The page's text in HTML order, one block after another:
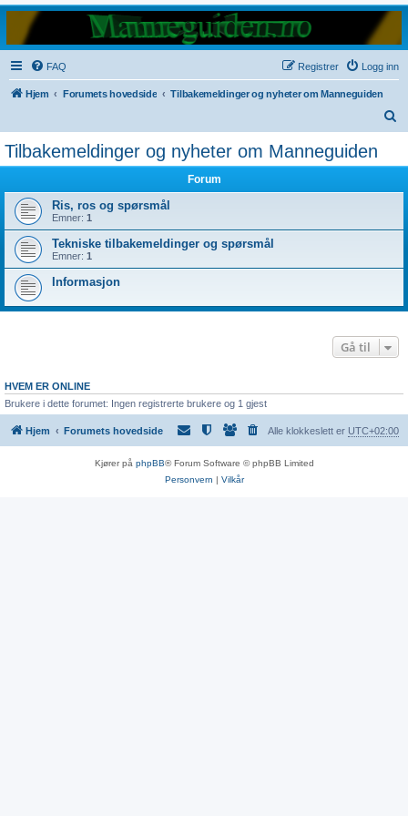
FAQ Logg inn
Registrer
Hjem Forumets hovedside
Tilbakemeldinger og nyheter om Manneguiden
Tilbakemeldinger og nyheter om Manneguiden
Forum
Ris, ros og spørsmål
Emner: 1
Tekniske tilbakemeldinger og spørsmål
Emner: 1
Informasjon
Gå til
HVEM ER ONLINE
Brukere i dette forumet: Ingen registrerte brukere og 1 gjest
Hjem Forumets hovedside Alle klokkeslett er UTC+02:00
Kjører på phpBB® Forum Software © phpBB Limited
Personvern | Vilkår